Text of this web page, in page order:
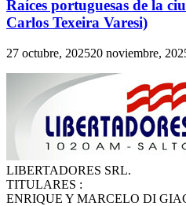
Raíces portuguesas de la
Carlos Texeira Varesi)
27 octubre, 202520 noviembre,
LIBERTADORES SRL.
TITULARES :
ENRIQUE Y MARCELO DI